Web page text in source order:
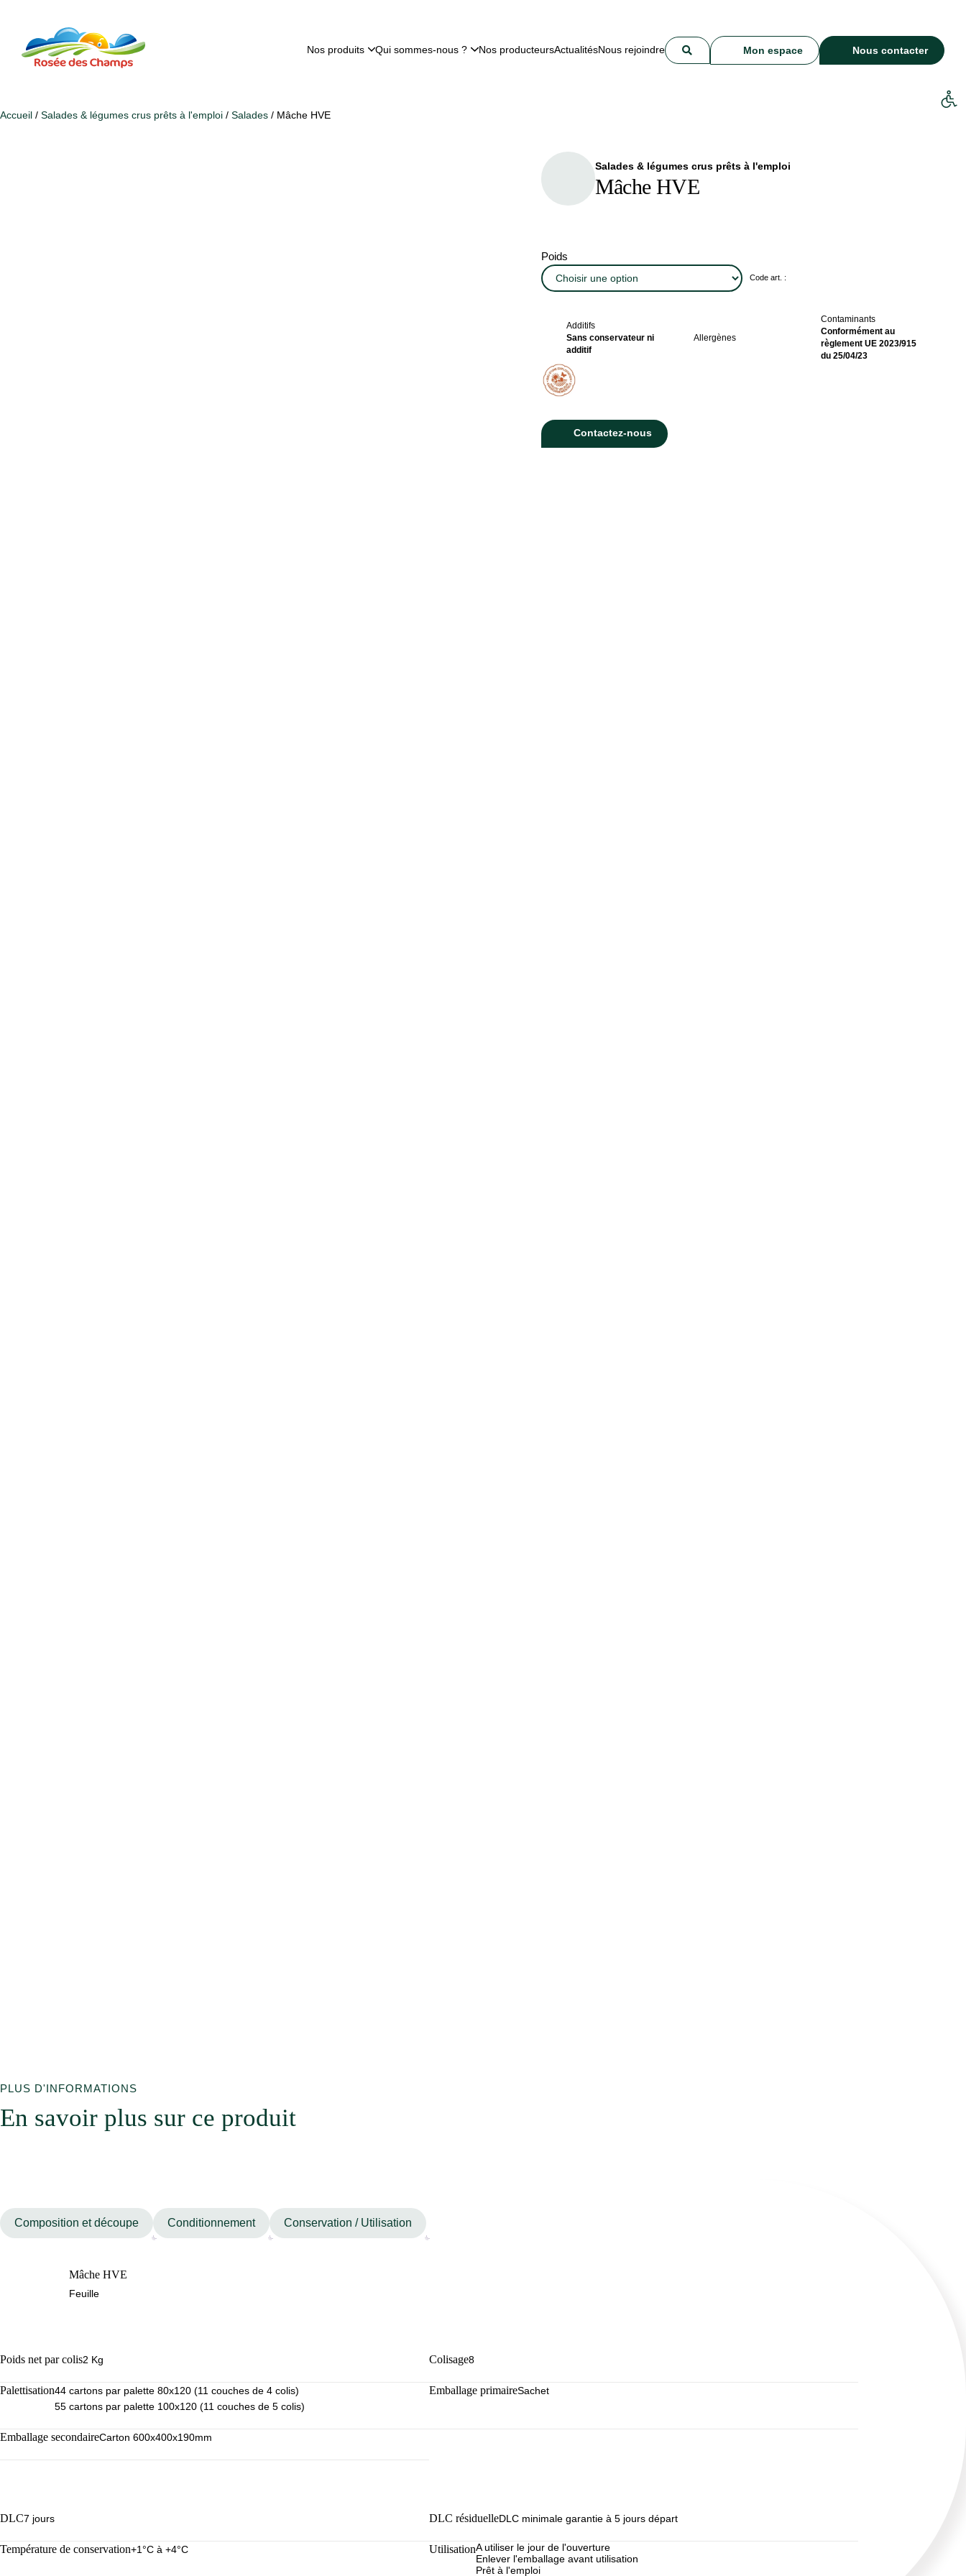
Nos produits Qui sommes-nous ? Nos producteursActualitésNous rejoindre Mon espace Nous contacter
Accueil / Salades & légumes crus prêts à l'emploi / Salades / Mâche HVE
Salades & légumes crus prêts à l'emploi
Mâche HVE
Poids
Code art. :
Additifs
Sans conservateur ni
additif
Allergènes
Contaminants
Conformément au
règlement UE 2023/915
du 25/04/23
Contactez-nous
PLUS D'INFORMATIONS
En savoir plus sur ce produit
Composition et découpe Conditionnement Conservation / Utilisation
Mâche HVE
Feuille
Poids net par colis2 Kg Colisage8
Palettisation44 cartons par palette 80x120 (11 couches de 4 colis)
55 cartons par palette 100x120 (11 couches de 5 colis)
Emballage primaireSachet
Emballage secondaireCarton 600x400x190mm
DLC7 jours DLC résiduelleDLC minimale garantie à 5 jours départ
Température de conservation+1°C à +4°C UtilisationA utiliser le jour de l'ouverture
Enlever l'emballage avant utilisation
Prêt à l'emploi